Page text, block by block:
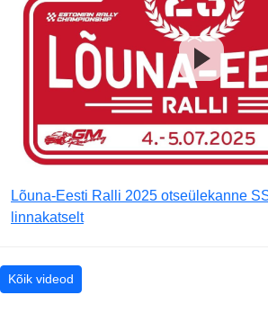
Lõuna-Eesti Ralli 2025 otseülekanne
linnakatselt
Kõik videod